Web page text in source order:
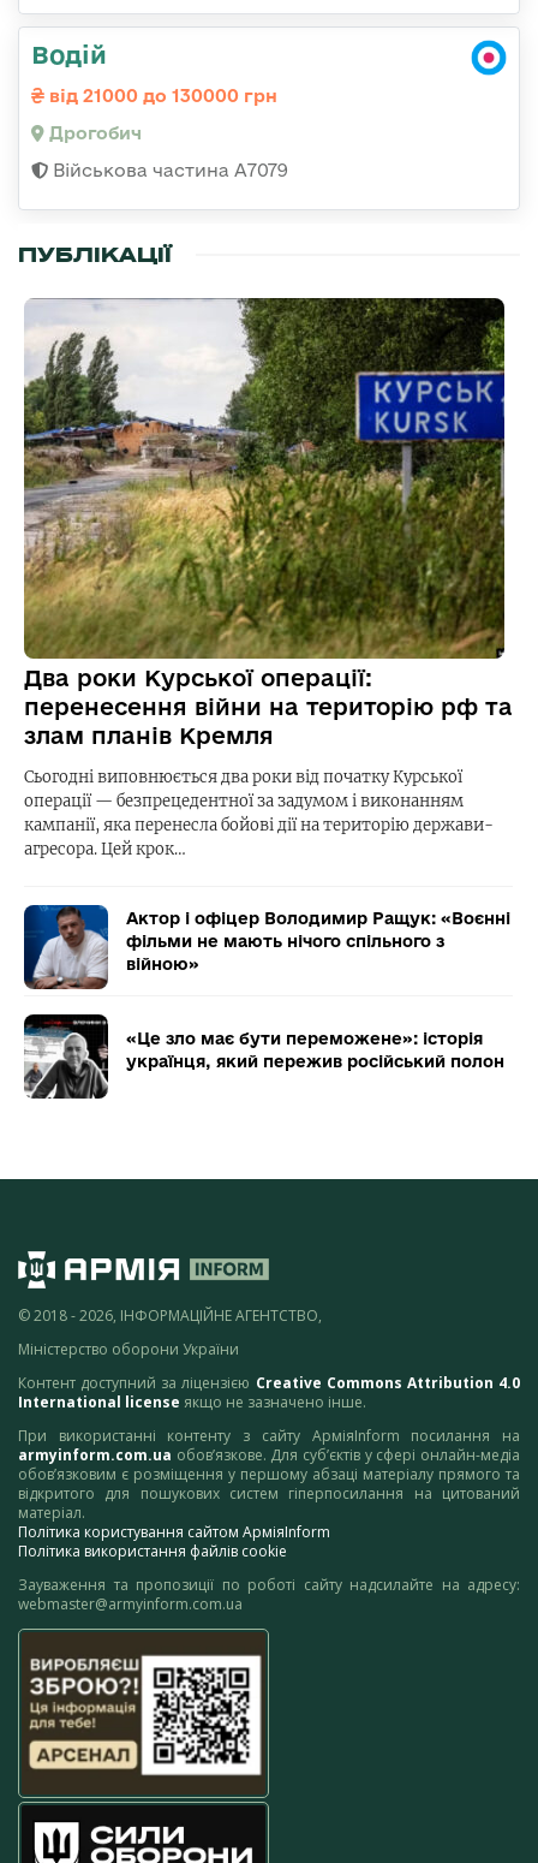
Водій
від 21000 до 130000 грн
Дрогобич
Військова частина А7079
ПУБЛІКАЦІЇ
Два роки Курської операції:
перенесення війни на територію рф та
злам планів Кремля
Сьогодні виповнюється два роки від початку Курської
операції — безпрецедентної за задумом і виконанням
кампанії, яка перенесла бойові дії на територію держави-
агресора. Цей крок…
Актор і офіцер Володимир Ращук: «Воєнні
фільми не мають нічого спільного з
війною»
«Це зло має бути переможене»: історія
українця, який пережив російський полон
© 2018 - 2026, ІНФОРМАЦІЙНЕ АГЕНТСТВО,
Міністерство оборони України
Контент доступний за ліцензією Creative Commons Attribution 4.0
International license якщо не зазначено інше.
При використанні контенту з сайту АрміяInform посилання на
armyinform.com.ua обов’язкове. Для суб’єктів у сфері онлайн-медіа
обов’язковим є розміщення у першому абзаці матеріалу прямого та
відкритого для пошукових систем гіперпосилання на цитований
матеріал.
Політика користування сайтом АрміяInform
Політика використання файлів cookie
Зауваження та пропозиції по роботі сайту надсилайте на адресу:
webmaster@armyinform.com.ua